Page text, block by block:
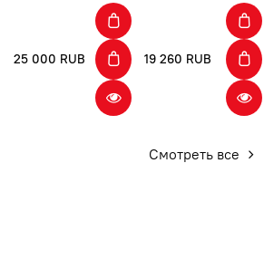
25 000 RUB 19 260 RUB
Смотреть все